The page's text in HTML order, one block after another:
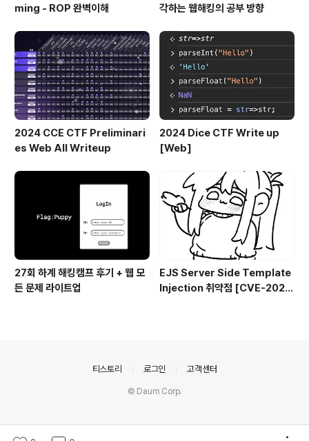
ming - ROP 완벽이해
각하는 웹해킹의 공부 방향
2024 CCE CTF Preliminari
es Web All Writeup
2024 Dice CTF Write up
[Web]
27회 하계 해킹캠프 후기 + 웹 모
든 문제 라이트업
EJS Server Side Template
Injection 취약점 [CVE-2022
티스토리 로그인 고객센터
© Daum Corp.